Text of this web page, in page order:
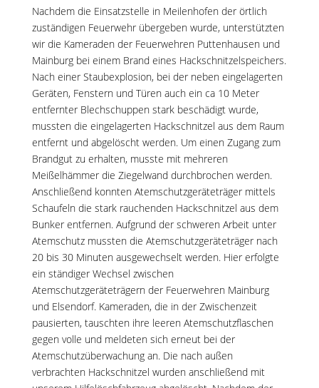
Nachdem die Einsatzstelle in Meilenhofen der örtlich
zuständigen Feuerwehr übergeben wurde, unterstützten
wir die Kameraden der Feuerwehren Puttenhausen und
Mainburg bei einem Brand eines Hackschnitzelspeichers.
Nach einer Staubexplosion, bei der neben eingelagerten
Geräten, Fenstern und Türen auch ein ca 10 Meter
entfernter Blechschuppen stark beschädigt wurde,
mussten die eingelagerten Hackschnitzel aus dem Raum
entfernt und abgelöscht werden. Um einen Zugang zum
Brandgut zu erhalten, musste mit mehreren
Meißelhämmer die Ziegelwand durchbrochen werden.
Anschließend konnten Atemschutzgeräteträger mittels
Schaufeln die stark rauchenden Hackschnitzel aus dem
Bunker entfernen. Aufgrund der schweren Arbeit unter
Atemschutz mussten die Atemschutzgeräteträger nach
20 bis 30 Minuten ausgewechselt werden. Hier erfolgte
ein ständiger Wechsel zwischen
Atemschutzgeräteträgern der Feuerwehren Mainburg
und Elsendorf. Kameraden, die in der Zwischenzeit
pausierten, tauschten ihre leeren Atemschutzflaschen
gegen volle und meldeten sich erneut bei der
Atemschutzüberwachung an. Die nach außen
verbrachten Hackschnitzel wurden anschließend mit